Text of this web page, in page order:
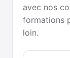
avec nos
formations
loin.